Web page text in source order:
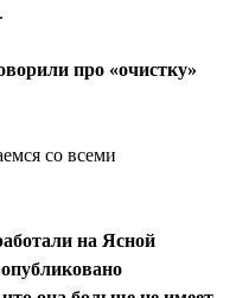
про «очистку»
со всеми
на Ясной